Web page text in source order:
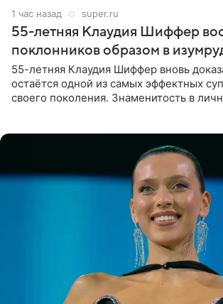
1 час назад super.ru
55-летняя Клаудия Шиффер
поклонников образом в
55-летняя Клаудия Шиффер вновь
остаётся одной из самых эффектных
своего поколения. Знаменитость в